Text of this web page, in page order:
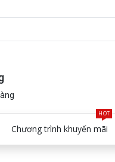
Chương trình khuyến mãi
HOT